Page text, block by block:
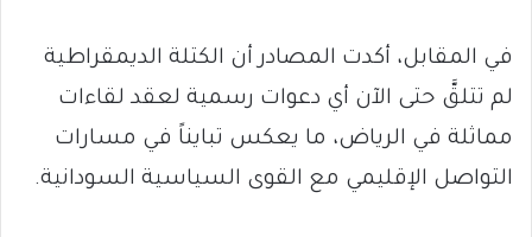
في المقابل، أكدت المصادر أن الكتلة الديمقراطية
لم تتلقَّ حتى الآن أي دعوات رسمية لعقد لقاءات
مماثلة في الرياض، ما يعكس تبايناً في مسارات
التواصل الإقليمي مع القوى السياسية السودانية.